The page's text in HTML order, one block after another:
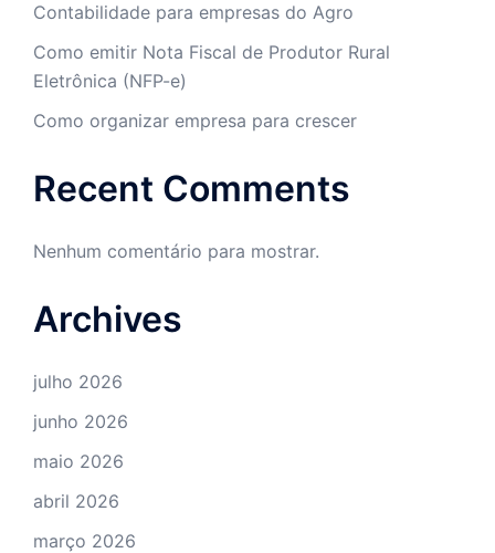
Contabilidade para empresas do Agro
Como emitir Nota Fiscal de Produtor Rural
Eletrônica (NFP-e)
Como organizar empresa para crescer
Recent Comments
Nenhum comentário para mostrar.
Archives
julho 2026
junho 2026
maio 2026
abril 2026
março 2026